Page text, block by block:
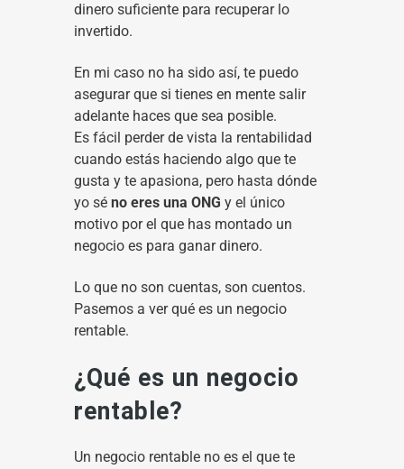
dinero suficiente para recuperar lo
invertido.
En mi caso no ha sido así, te puedo
asegurar que si tienes en mente salir
adelante haces que sea posible.
Es fácil perder de vista la rentabilidad
cuando estás haciendo algo que te
gusta y te apasiona, pero hasta dónde
yo sé no eres una ONG y el único
motivo por el que has montado un
negocio es para ganar dinero.
Lo que no son cuentas, son cuentos.
Pasemos a ver qué es un negocio
rentable.
¿Qué es un negocio
rentable?
Un negocio rentable no es el que te